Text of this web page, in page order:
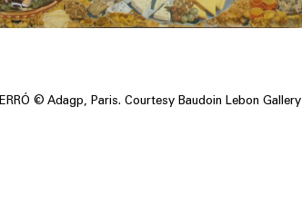
ERRÓ © Adagp, Paris. Courtesy Baudoin Lebon Gallery